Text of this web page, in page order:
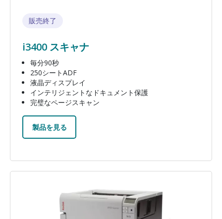
販売終了
i3400 スキャナ
毎分90秒
250シートADF
液晶ディスプレイ
インテリジェントなドキュメント保護
完璧なページスキャン
製品を見る
画像